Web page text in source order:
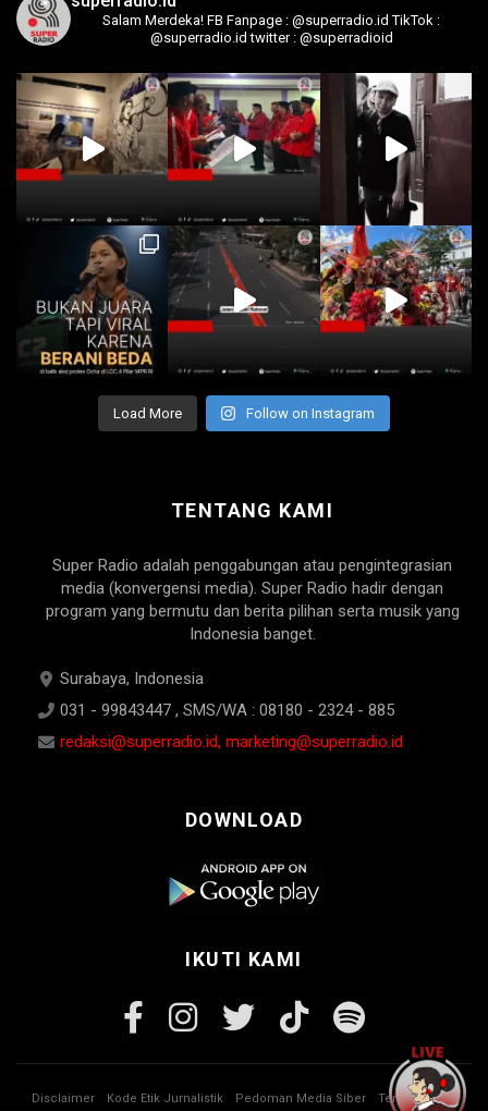
Salam Merdeka! FB Fanpage : @superradio.id TikTok :
@superradio.id twitter : @superradioid
Load More Follow on Instagram
TENTANG KAMI
Super Radio adalah penggabungan atau pengintegrasian
media (konvergensi media). Super Radio hadir dengan
program yang bermutu dan berita pilihan serta musik yang
Indonesia banget.
Surabaya, Indonesia
031 - 99843447 , SMS/WA : 08180 - 2324 - 885
redaksi@superradio.id, marketing@superradio.id
DOWNLOAD
IKUTI KAMI
Disclaimer Kode Etik Jurnalistik Pedoman Media Siber Tentang Kami